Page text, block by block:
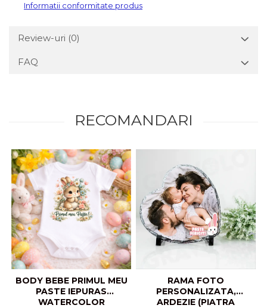
Informatii conformitate produs
Review-uri (0)
FAQ
RECOMANDARI
BODY BEBE PRIMUL MEU
PASTE IEPURAS
WATERCOLOR
RAMA FOTO
PERSONALIZATA,
ARDEZIE (PIATRA